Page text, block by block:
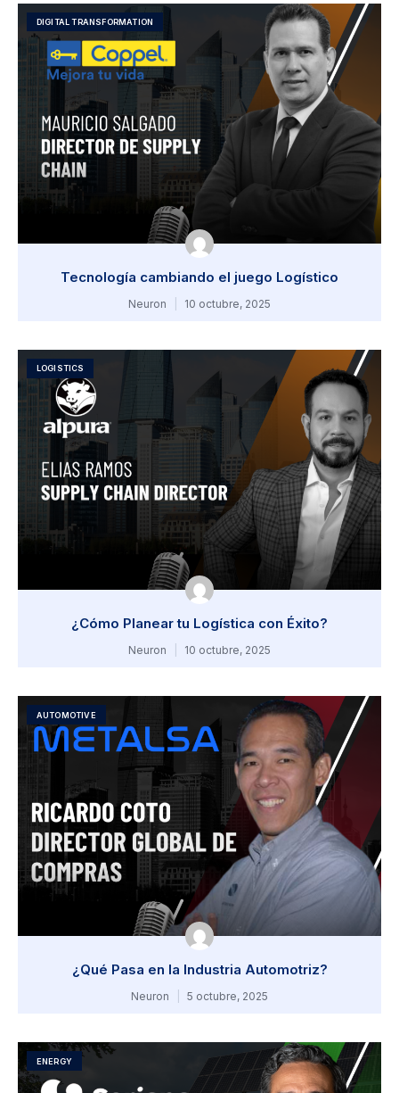
DIGITAL TRANSFORMATION
Tecnología cambiando el juego Logístico
Neuron 10 octubre, 2025
LOGISTICS
¿Cómo Planear tu Logística con Éxito?
Neuron 10 octubre, 2025
AUTOMOTIVE
¿Qué Pasa en la Industria Automotriz?
Neuron 5 octubre, 2025
ENERGY